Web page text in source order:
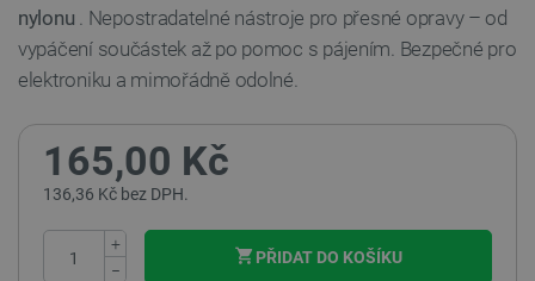
nylonu . Nepostradatelné nástroje pro přesné opravy – od
vypáčení součástek až po pomoc s pájením. Bezpečné pro
elektroniku a mimořádně odolné.
165,00 Kč
136,36 Kč bez DPH.
+
−
PŘIDAT DO KOŠÍKU